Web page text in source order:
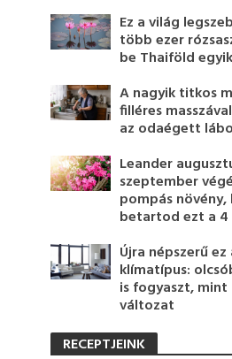
Ez a világ
több ezer
be Thaiföld
A nagyik titkos
filléres
az odaégett
Leander
szeptember
pompás növény,
betartod ezt a
Újra népszerű ez
klímatípus:
is fogyaszt, mint
változat
RECEPTJEINK